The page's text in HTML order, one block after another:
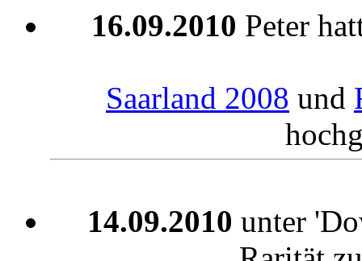
16.09.2010 Peter
Saarland 2008 und
14.09.2010 unter